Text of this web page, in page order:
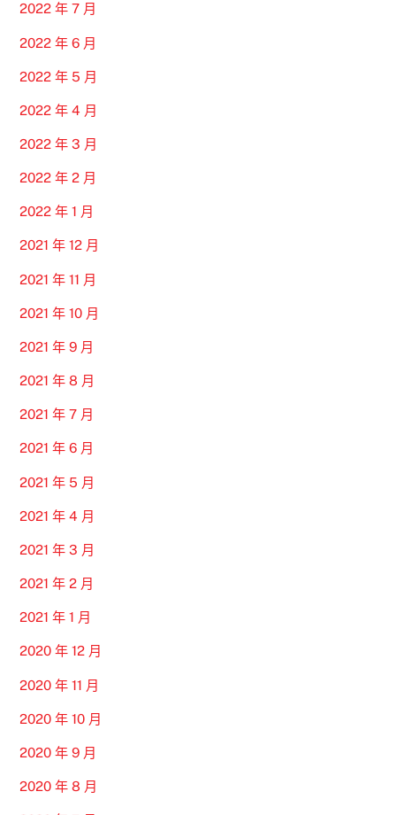
2022 年 7 月
2022 年 6 月
2022 年 5 月
2022 年 4 月
2022 年 3 月
2022 年 2 月
2022 年 1 月
2021 年 12 月
2021 年 11 月
2021 年 10 月
2021 年 9 月
2021 年 8 月
2021 年 7 月
2021 年 6 月
2021 年 5 月
2021 年 4 月
2021 年 3 月
2021 年 2 月
2021 年 1 月
2020 年 12 月
2020 年 11 月
2020 年 10 月
2020 年 9 月
2020 年 8 月